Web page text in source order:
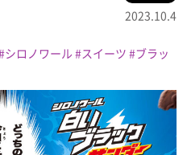
2023.10.4
シロノワール スイーツ
ブラッ